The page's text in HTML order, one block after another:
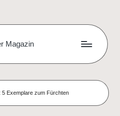
5 Exemplare zum Fürchten